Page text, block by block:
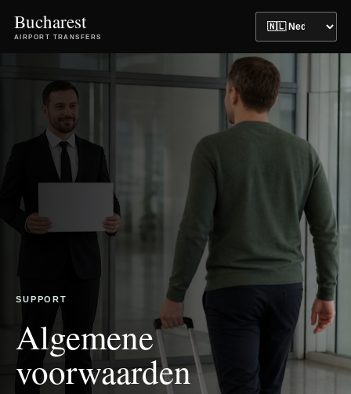
Bucharest
AIRPORT TRANSFERS
SUPPORT
Algemene
voorwaarden